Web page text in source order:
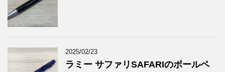
2025/02/23
ラミー サファリSAFARIのボールペ